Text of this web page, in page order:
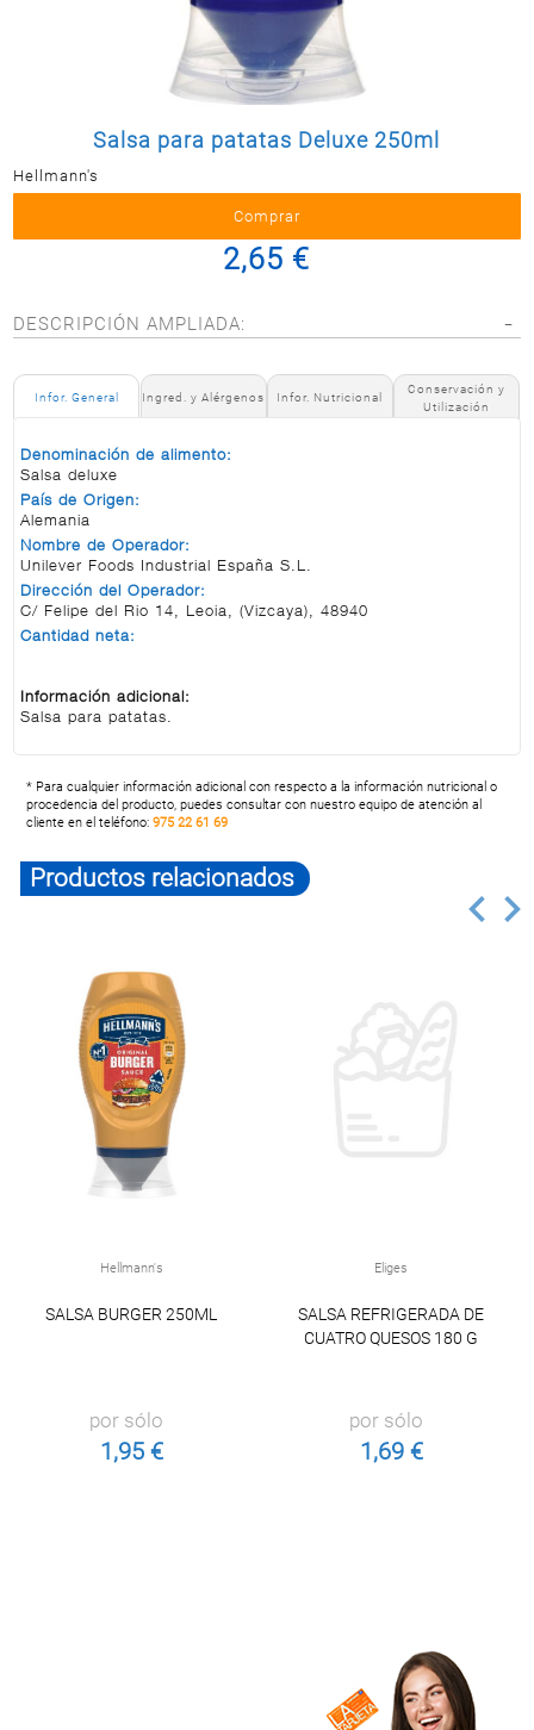
Postal
Salsa para patatas Deluxe 250ml
Hellmann's
2,65 €
DESCRIPCIÓN AMPLIADA:
Infor. General Ingred. y Alérgenos Infor. Nutricional
Conservación y
Utilización
Denominación de alimento:
Salsa deluxe
País de Origen:
Alemania
Nombre de Operador:
Unilever Foods Industrial España S.L.
Dirección del Operador:
C/ Felipe del Rio 14, Leoia, (Vizcaya), 48940
Cantidad neta:
Información adicional:
Salsa para patatas.
* Para cualquier información adicional con respecto a la información nutricional o
procedencia del producto, puedes consultar con nuestro equipo de atención al
cliente en el teléfono:975 22 61 69
Productos relacionados
Hellmann's
SALSA BURGER 250ML
por sólo
1,95 €
Eliges
SALSA REFRIGERADA DE
CUATRO QUESOS 180 G
por sólo
1,69 €